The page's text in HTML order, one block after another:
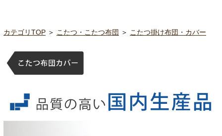
カテゴリTOP ＞ こたつ・こたつ布団 ＞ こたつ掛け布団・カバー